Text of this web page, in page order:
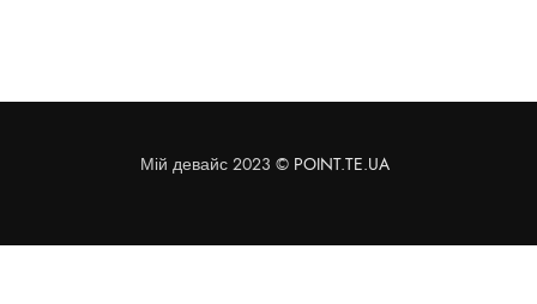
Мій девайс 2023 © POINT.TE.UA